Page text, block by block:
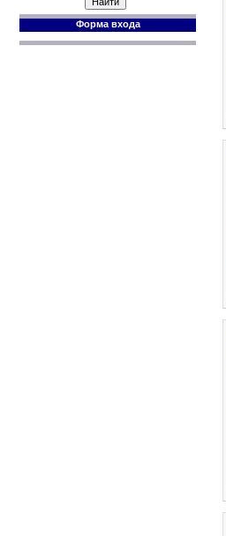
Форма входа